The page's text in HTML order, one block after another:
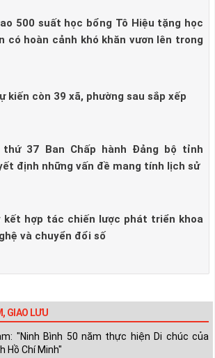
500 suất học bổng Tô Hiệu tặng học
có hoàn cảnh khó khăn vươn lên trong
kiến còn 39 xã, phường sau sắp xếp
thứ 37 Ban Chấp hành Đảng bộ tỉnh
định những vấn đề mang tính lịch sử
kết hợp tác chiến lược phát triển khoa
và chuyển đổi số
GIAO LƯU
"Ninh Bình 50 năm thực hiện Di chúc của
Hồ Chí Minh"